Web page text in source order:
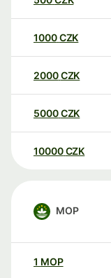
1000CZK
2000CZK
5000CZK
10000 CZK
MOP
1 MOP